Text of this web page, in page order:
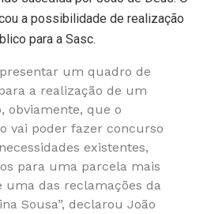
a possibilidade de realização
para a Sasc.
um quadro de
a realização de um
obviamente, que o
vai poder fazer concurso
existentes,
para uma parcela mais
uma das reclamações da
Sousa”, declarou João